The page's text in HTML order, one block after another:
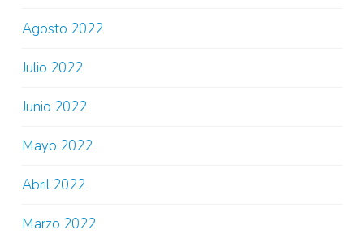
Agosto 2022
Julio 2022
Junio 2022
Mayo 2022
Abril 2022
Marzo 2022